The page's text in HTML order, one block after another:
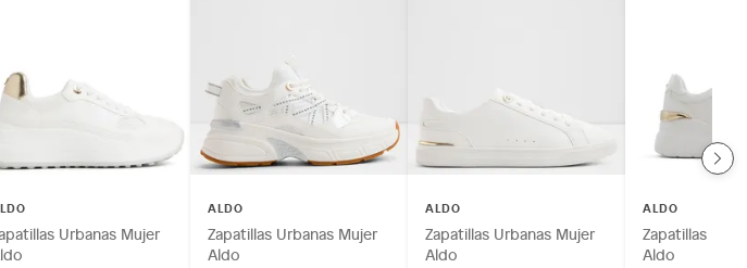
Urbanas Mujer
ALDO
Zapatillas Urbanas Mujer
Aldo
ALDO
Zapatillas Urbanas Mujer
Aldo
ALDO
Zapatillas
Aldo